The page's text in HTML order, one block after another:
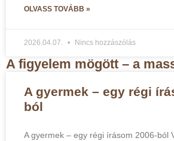
OLVASS TOVÁBB »
2026.04.07. Nincs hozzászólás
A figyelem mögött – a
A gyermek – egy régi
ból
A gyermek – egy régi írásom 2006-ból